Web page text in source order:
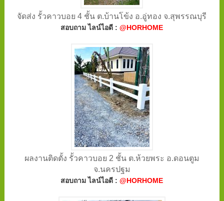
จัดส่ง รั้วคาวบอย 4 ชั้น ต.บ้านโข้ง อ.อู่ทอง จ.สุพรรณบุรี
สอบถาม ไลน์ไอดี :@HORHOME
ผลงานติดตั้ง รั้วคาวบอย 2 ชั้น ต.ห้วยพระ อ.ดอนตูม
จ.นครปฐม
สอบถาม ไลน์ไอดี :@HORHOME